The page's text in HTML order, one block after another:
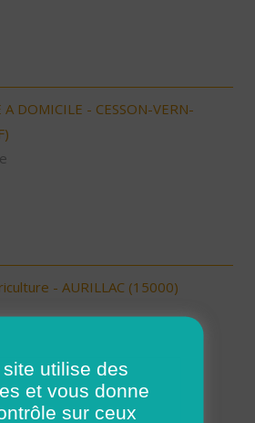
A DOMICILE - CESSON-VERN-
- AURILLAC (15000)
site utilise des
et vous donne
sur ceux